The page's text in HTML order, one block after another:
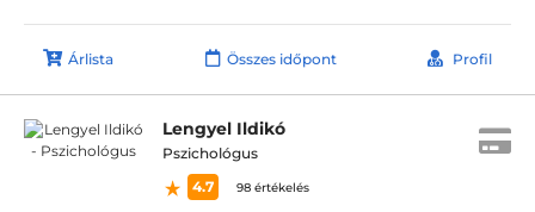
Árlista Összes időpont Profil
Lengyel Ildikó
Pszichológus
4.7
98 értékelés